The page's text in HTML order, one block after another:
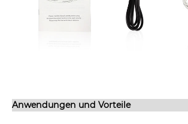
Anwendungen und Vorteile